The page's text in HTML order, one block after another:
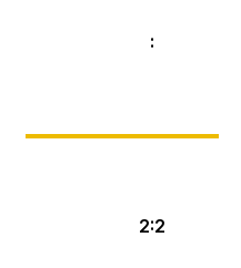
:
2:2